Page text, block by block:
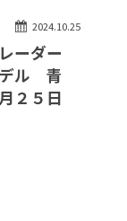
自動車保険
リクルート
タッフblog
2024.10.25
ーダー
デル 青
２５日